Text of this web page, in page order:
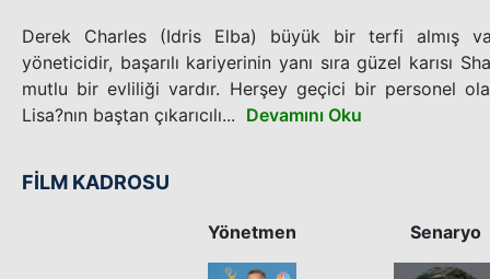
Derek Charles (Idris Elba) büyük bir terfi almış
yöneticidir, başarılı kariyerinin yanı sıra güzel karısı
mutlu bir evliliği vardır. Herşey geçici bir personel
Lisa?nın baştan çıkarıcılı... Devamını Oku
FİLM KADROSU
Yönetmen Senaryo